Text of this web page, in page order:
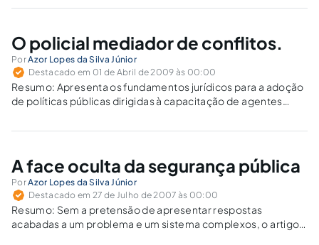
O policial mediador de conflitos.
PorAzor Lopes da Silva Júnior
Destacado em 01 de Abril de 2009 às 00:00
Resumo: Apresenta os fundamentos jurídicos para a adoção
de políticas públicas dirigidas à capacitação de agentes
extrajudicial. Palavras-chave: Mediação. Conflitos.
pessoas passa a vida sem…
A face oculta da segurança pública
PorAzor Lopes da Silva Júnior
Destacado em 27 de Julho de 2007 às 00:00
Resumo: Sem a pretensão de apresentar respostas
acabadas a um problema e um sistema complexos, o artigo